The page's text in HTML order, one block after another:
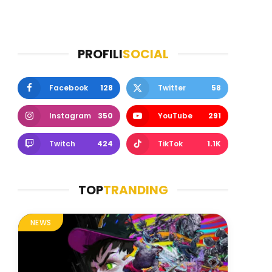
PROFILISOCIAL
Facebook 128 Twitter 58
Instagram 350 YouTube 291
Twitch 424 TikTok 1.1K
TOPTRANDING
NEWS